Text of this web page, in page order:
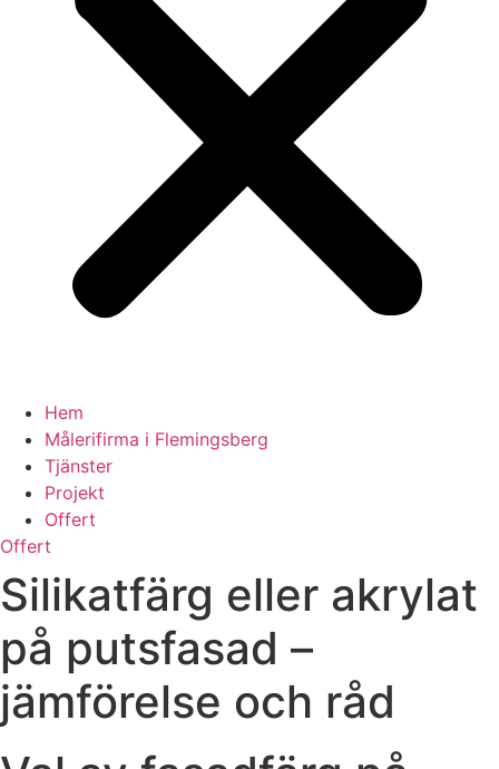
Hem
Målerifirma i Flemingsberg
Tjänster
Projekt
Offert
Offert
Silikatfärg eller akrylat
på putsfasad –
jämförelse och råd